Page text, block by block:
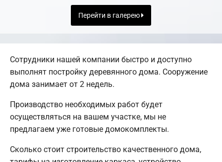
Перейти в галерею
Сотрудники нашей компании быстро и доступно
выполнят постройку деревянного дома. Сооружение
дома занимает от 2 недель.
Производство необходимых работ будет
осуществляться на вашем участке, мы не
предлагаем уже готовые домокомплекты.
Сколько стоит строительство качественного дома,